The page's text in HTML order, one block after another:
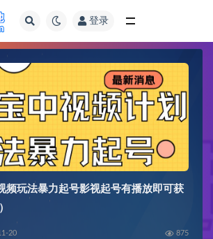
登录
频玩法暴力起号影视起号有播放即可获
20 875